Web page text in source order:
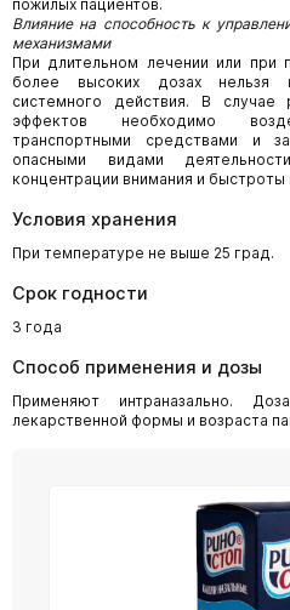
пожилых пациентов.
Влияние на способность к
механизмами
При длительном лечении или при
более высоких дозах нельзя
системного действия. В случае
эффектов необходимо
транспортными средствами и
опасными видами
концентрации внимания и
Условия хранения
При температуре не выше 25 град.
Срок годности
3 года
Способ применения и дозы
Применяют интраназально.
лекарственной формы и возраста